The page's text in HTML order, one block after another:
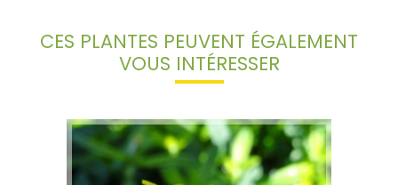
CES PLANTES PEUVENT ÉGALEMENT
VOUS INTÉRESSER